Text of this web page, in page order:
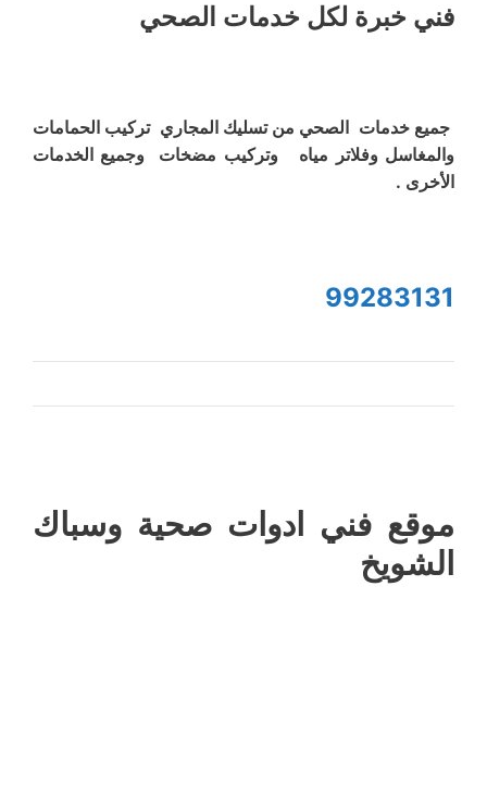
فني خبرة لكل خدمات الصحي
جميع خدمات الصحي من تسليك المجاري تركيب الحمامات
والمغاسل وفلاتر مياه وتركيب مضخات وجميع الخدمات
الأخرى .
99283131
موقع فني ادوات صحية وسباك
الشويخ